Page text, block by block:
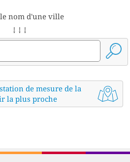
nom d'une ville
↓ ↓ ↓
de mesure de la
la plus proche